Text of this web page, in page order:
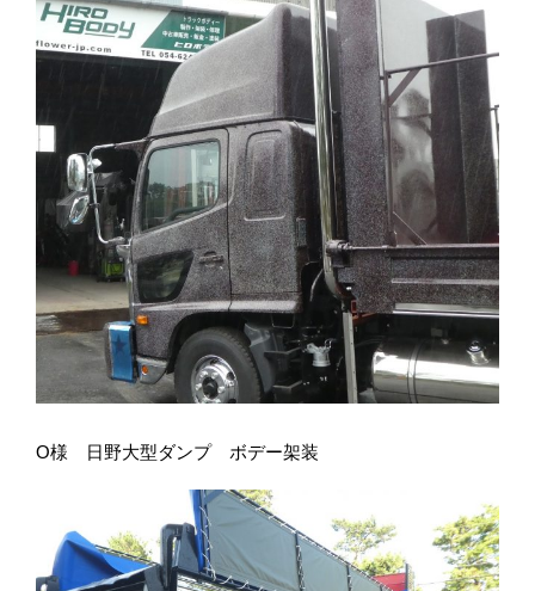
O様 日野大型ダンプ ボデー架装